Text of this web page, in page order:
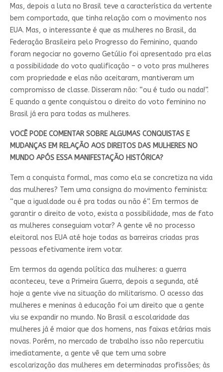
Mas, depois a luta no Brasil teve a característica da vertente
bem comportada, que tinha relação com o movimento nos
EUA. Mas, o interessante é que as mulheres no Brasil, da
Federação Brasileira pelo Progresso do Feminino, quando
foram negociar no governo Getúlio foi apresentado pra elas
a possibilidade do voto qualificação – o voto pras mulheres
com propriedade e elas não aceitaram, mantiveram um
compromisso de classe. Disseram não: “ou é tudo ou nada!”.
E quando a gente conquistou o direito do voto feminino no
Brasil já era para todas as mulheres.
VOCÊ PODE COMENTAR SOBRE ALGUMAS CONQUISTAS E
MUDANÇAS EM RELAÇÃO AOS DIREITOS DAS MULHERES NO
MUNDO APÓS ESSA MANIFESTAÇÃO HISTÓRICA?
Tem a conquista formal, mas como ela se concretiza na vida
das mulheres? Tem uma consigna do movimento feminista:
“que a igualdade ou é pra todas ou não é”. Em termos de
garantir o direito de voto, exista a possibilidade, mas de fato
as mulheres conseguiam votar? A gente vê no processo
eleitoral nos EUA até hoje todas as barreiras criadas pras
pessoas efetivamente irem votar.
Em termos da agenda política das mulheres: a guerra
aconteceu, teve a Primeira Guerra, depois a segunda, até
hoje a gente vive na situação do militarismo. O acesso das
mulheres e meninas à educação foi um direito que a gente
viu se expandir no mundo. No Brasil a escolaridade das
mulheres já é maior que dos homens, nas faixas etárias mais
novas. Porém, no mercado de trabalho isso não repercutiu
imediatamente, a gente vê que tem uma sobre
escolarização das mulheres em determinadas profissões; às